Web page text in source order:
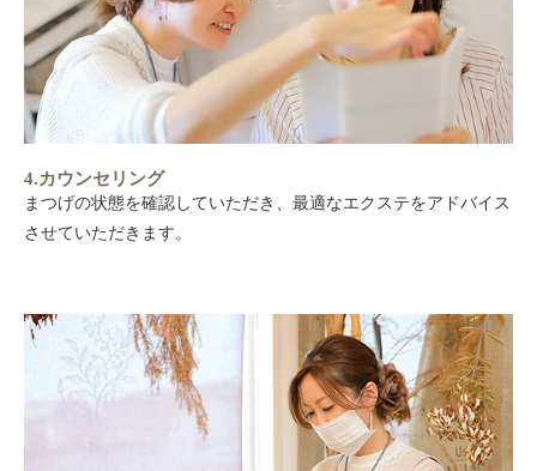
4.カウンセリング
まつげの状態を確認していただき、最適なエクステをアドバイス
させていただきます。